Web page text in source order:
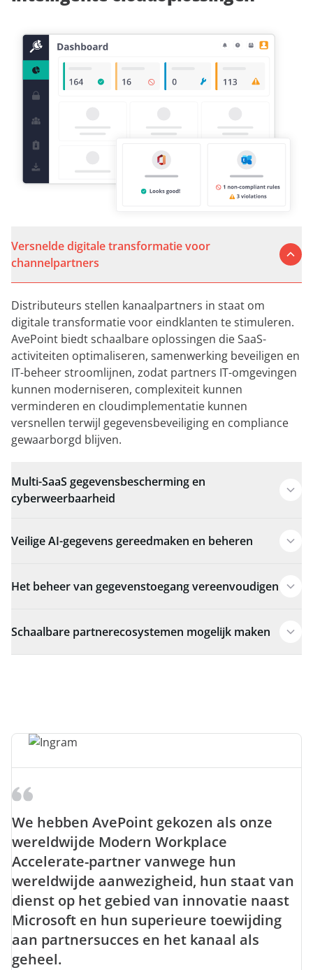
Versnelde digitale transformatie voor
channelpartners
Distributeurs stellen kanaalpartners in staat om
digitale transformatie voor eindklanten te stimuleren.
AvePoint biedt schaalbare oplossingen die SaaS-
activiteiten optimaliseren, samenwerking beveiligen en
IT-beheer stroomlijnen, zodat partners IT-omgevingen
kunnen moderniseren, complexiteit kunnen
verminderen en cloudimplementatie kunnen
versnellen terwijl gegevensbeveiliging en compliance
gewaarborgd blijven.
Multi-SaaS gegevensbescherming en
cyberweerbaarheid
Veilige AI-gegevens gereedmaken en beheren
Het beheer van gegevenstoegang vereenvoudigen
Schaalbare partnerecosystemen mogelijk maken
We hebben AvePoint gekozen als onze
wereldwijde Modern Workplace
Accelerate-partner vanwege hun
wereldwijde aanwezigheid, hun staat van
dienst op het gebied van innovatie naast
Microsoft en hun superieure toewijding
aan partnersucces en het kanaal als
geheel.